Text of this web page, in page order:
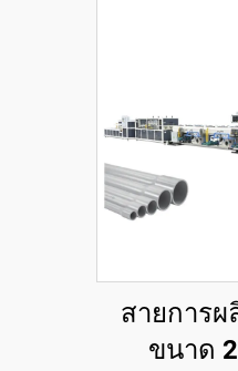
สายการผ
ขนาด